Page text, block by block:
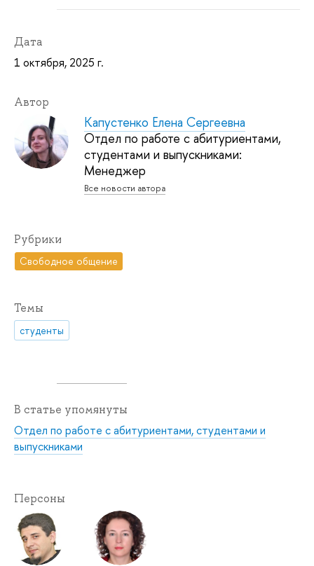
Дата
1 октября, 2025 г.
Автор
Капустенко Елена Сергеевна
Отдел по работе с абитуриентами,
студентами и выпускниками:
Менеджер
Все новости автора
Рубрики
Свободное общение
Темы
студенты
В статье упомянуты
Отдел по работе с абитуриентами, студентами и
выпускниками
Персоны